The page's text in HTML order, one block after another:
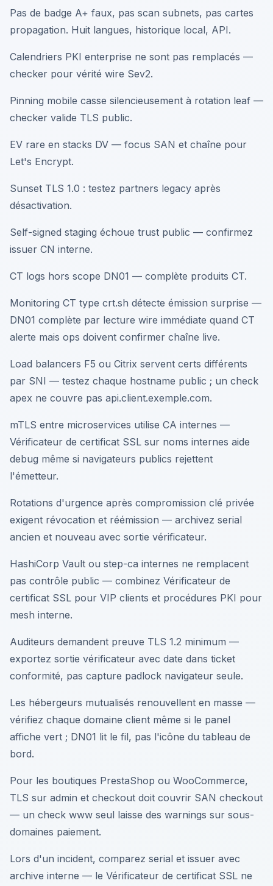
Pas de badge A+ faux, pas scan subnets, pas cartes
propagation. Huit langues, historique local, API.
Calendriers PKI enterprise ne sont pas remplacés —
checker pour vérité wire Sev2.
Pinning mobile casse silencieusement à rotation leaf —
checker valide TLS public.
EV rare en stacks DV — focus SAN et chaîne pour
Let's Encrypt.
Sunset TLS 1.0 : testez partners legacy après
désactivation.
Self-signed staging échoue trust public — confirmez
issuer CN interne.
CT logs hors scope DN01 — complète produits CT.
Monitoring CT type crt.sh détecte émission surprise —
DN01 complète par lecture wire immédiate quand CT
alerte mais ops doivent confirmer chaîne live.
Load balancers F5 ou Citrix servent certs différents
par SNI — testez chaque hostname public ; un check
apex ne couvre pas api.client.exemple.com.
mTLS entre microservices utilise CA internes —
Vérificateur de certificat SSL sur noms internes aide
debug même si navigateurs publics rejettent
l'émetteur.
Rotations d'urgence après compromission clé privée
exigent révocation et réémission — archivez serial
ancien et nouveau avec sortie vérificateur.
HashiCorp Vault ou step-ca internes ne remplacent
pas contrôle public — combinez Vérificateur de
certificat SSL pour VIP clients et procédures PKI pour
mesh interne.
Auditeurs demandent preuve TLS 1.2 minimum —
exportez sortie vérificateur avec date dans ticket
conformité, pas capture padlock navigateur seule.
Les hébergeurs mutualisés renouvellent en masse —
vérifiez chaque domaine client même si le panel
affiche vert ; DN01 lit le fil, pas l'icône du tableau de
bord.
Pour les boutiques PrestaShop ou WooCommerce,
TLS sur admin et checkout doit couvrir SAN checkout
— un check www seul laisse des warnings sur sous-
domaines paiement.
Lors d'un incident, comparez serial et issuer avec
archive interne — le Vérificateur de certificat SSL ne